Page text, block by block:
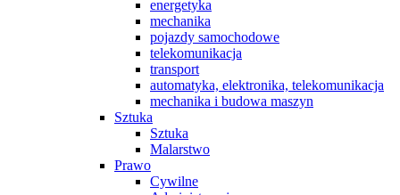
energetyka
mechanika
pojazdy samochodowe
telekomunikacja
transport
automatyka, elektronika, telekomunikacja
mechanika i budowa maszyn
Sztuka
Sztuka
Malarstwo
Prawo
Cywilne